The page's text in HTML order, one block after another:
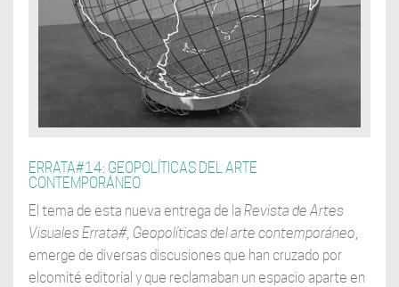
ERRATA#14: GEOPOLÍTICAS DEL ARTE
CONTEMPORÁNEO
El tema de esta nueva entrega de la Revista de Artes
Visuales Errata#, Geopolíticasdel arte contemporáneo
emerge de diversas discusiones que han cruzado por
elcomité editorial y que reclamaban un espacio aparte en